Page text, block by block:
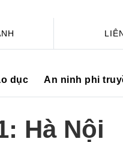
dục An ninh phi
Hà Nội